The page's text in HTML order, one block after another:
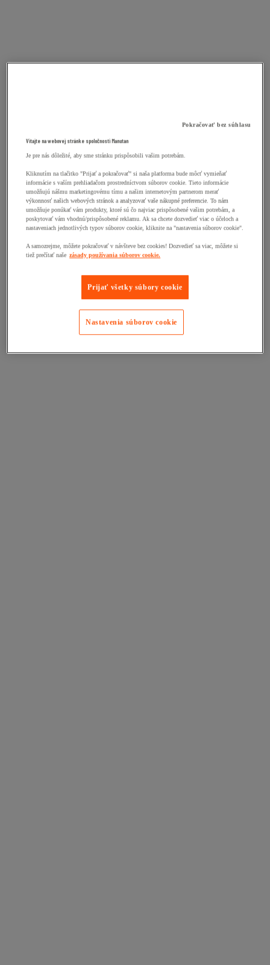
Pokračovať bez súhlasu
Vitajte na webovej stránke spoločnosti Manutan
Je pre nás dôležité, aby sme stránku prispôsobili vašim potrebám.
Kliknutím na tlačitko "Prijať a pokračovať" si naša platforma bude môcť vymieňať
informácie s vaším prehliadačom prostredníctvom súborov cookie. Tieto informácie
umožňujú nášmu marketingovému tímu a našim internetovým partnerom merať
výkonnosť našich webových stránok a analyzovať vaše nákupné preferencie. To nám
umožňuje ponúkať vám produkty, ktoré sú čo najviac prispôsobené vašim potrebám, a
poskytovať vám vhodnú/prispôsobené reklamu. Ak sa chcete dozvedieť viac o účeloch a
nastaveniach jednotlivých typov súborov cookie, kliknite na "nastavenia súborov cookie".
A samozrejme, môžete pokračovať v návšteve bez cookies! Dozvedieť sa viac, môžete si
tiež prečítať naše zásady používania súborov cookie.
Prijať všetky súbory cookie
Nastavenia súborov cookie